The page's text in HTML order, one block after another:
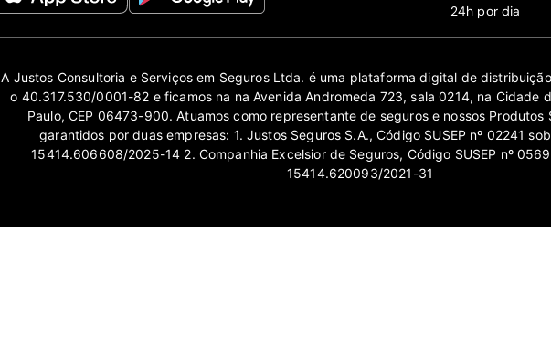
24h por dia
A Justos Consultoria e Serviços em Seguros Ltda. é uma plataforma digital de
o 40.317.530/0001-82 e ficamos na na Avenida Andromeda 723, sala 0214, na Cidade
Paulo, CEP 06473-900. Atuamos como representante de seguros e nossos Produtos
garantidos por duas empresas: 1. Justos Seguros S.A., Código SUSEP nº 02241
15414.606608/2025-14 2. Companhia Excelsior de Seguros, Código SUSEP nº
15414.620093/2021-31